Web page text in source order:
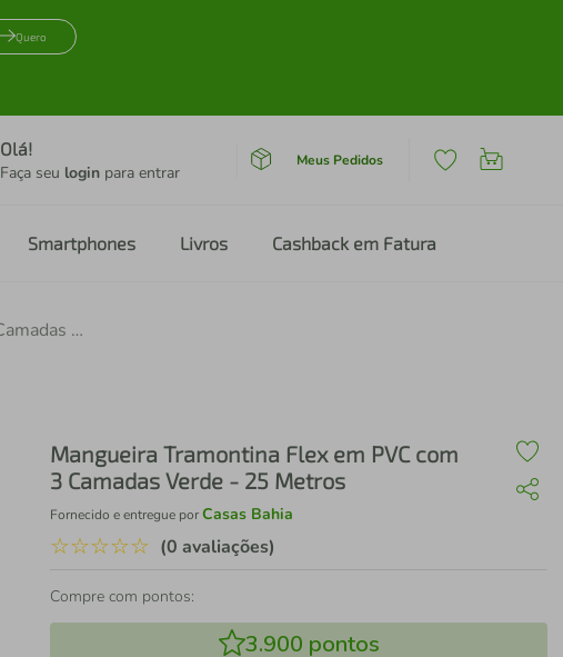
Quero
Olá!
Faça seu login para entrar
Meus Pedidos
Smartphones Livros Cashback em Fatura
Mangueira Tramontina Flex em PVC com 3 Camadas Verde - 25 Metros
Mangueira Tramontina Flex em PVC com
3 Camadas Verde - 25 Metros
Fornecido e entregue porCasas Bahia
☆☆☆☆☆ (0 avaliações)
Compre com pontos:
3.900 pontos